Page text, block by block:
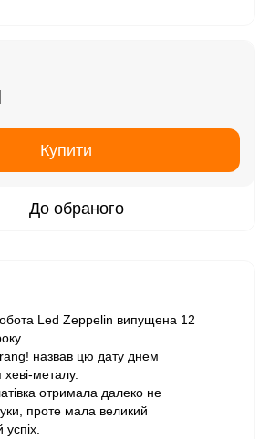
Купити
До обраного
Led Zeppelin випущена 12
назвав цю дату днем
металу.
отримала далеко не
проте мала великий